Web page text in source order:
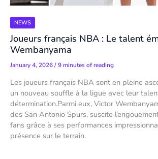
NEWS
Joueurs français NBA : Le talent
Wembanyama
January 4, 2026/9 minutes of reading
Les joueurs français NBA sont en pleine
un nouveau souffle à la ligue avec leur
détermination.Parmi eux, Victor
des San Antonio Spurs, suscite
fans grâce à ses performances
présence sur le terrain.